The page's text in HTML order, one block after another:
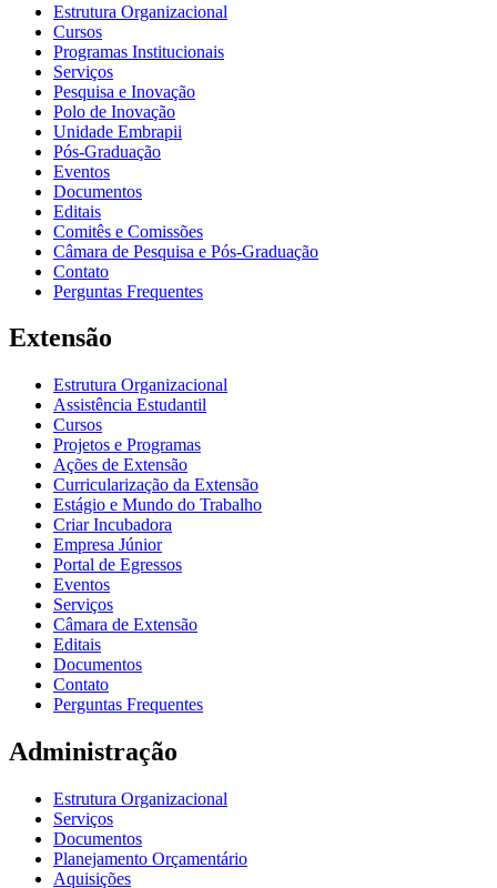
Estrutura Organizacional
Cursos
Programas Institucionais
Serviços
Pesquisa e Inovação
Polo de Inovação
Unidade Embrapii
Pós-Graduação
Eventos
Documentos
Editais
Comitês e Comissões
Câmara de Pesquisa e Pós-Graduação
Contato
Perguntas Frequentes
Extensão
Estrutura Organizacional
Assistência Estudantil
Cursos
Projetos e Programas
Ações de Extensão
Curricularização da Extensão
Estágio e Mundo do Trabalho
Criar Incubadora
Empresa Júnior
Portal de Egressos
Eventos
Serviços
Câmara de Extensão
Editais
Documentos
Contato
Perguntas Frequentes
Administração
Estrutura Organizacional
Serviços
Documentos
Planejamento Orçamentário
Aquisições